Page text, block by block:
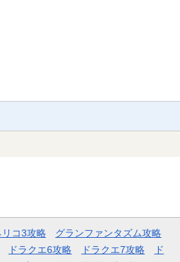
コ3攻略
グランファンタズム攻略
ドラクエ6攻略 ドラクエ7攻略
ド